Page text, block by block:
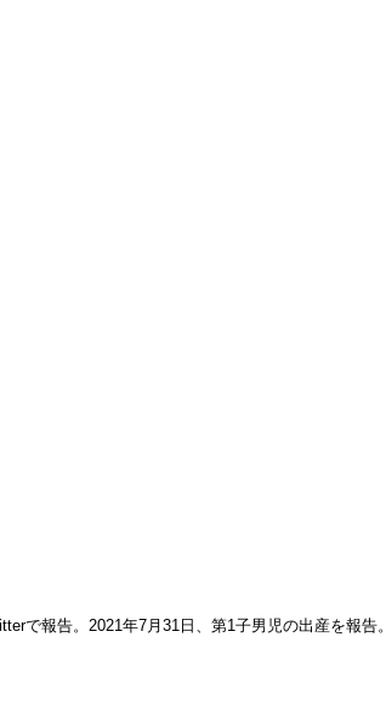
で報告。2021年7月31日、第1子男児の出産を報告。